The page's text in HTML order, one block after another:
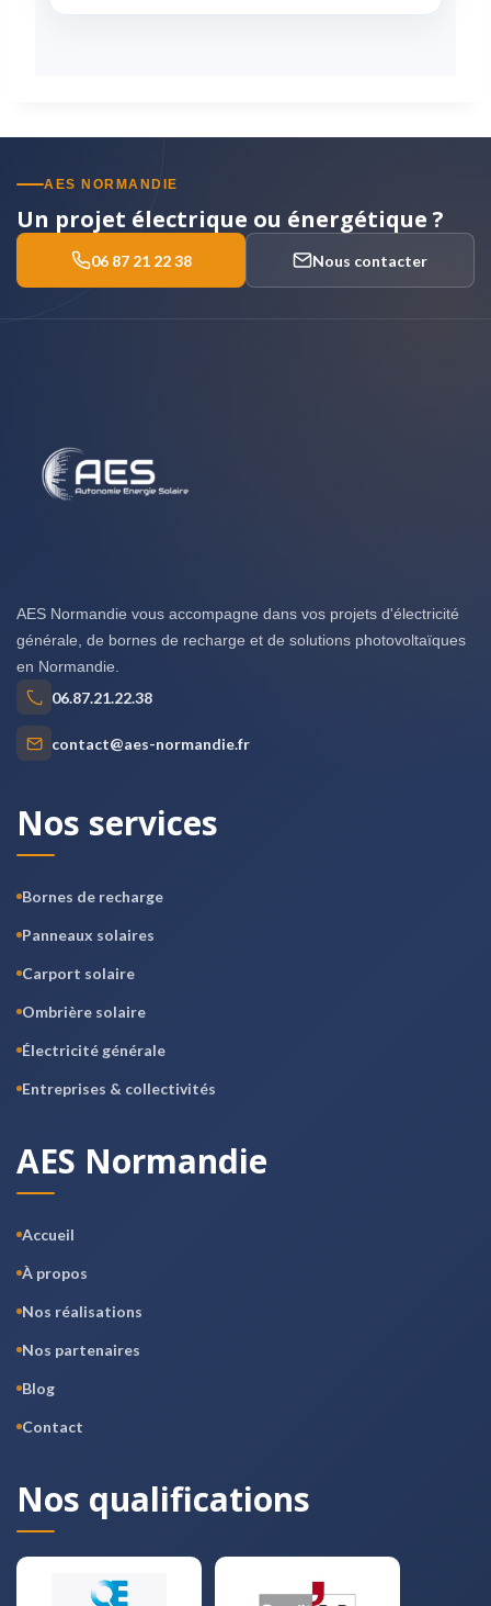
AES NORMANDIE
Un projet électrique ou énergétique ?
06 87 21 22 38 Nous contacter
AES Normandie vous accompagne dans vos projets d'électricité
générale, de bornes de recharge et de solutions photovoltaïques
en Normandie.
06.87.21.22.38
contact@aes-normandie.fr
Nos services
Bornes de recharge
Panneaux solaires
Carport solaire
Ombrière solaire
Électricité générale
Entreprises & collectivités
AES Normandie
Accueil
À propos
Nos réalisations
Nos partenaires
Blog
Contact
Nos qualifications